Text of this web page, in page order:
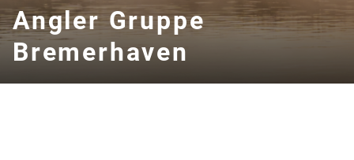
Angler Gruppe
Bremerhaven